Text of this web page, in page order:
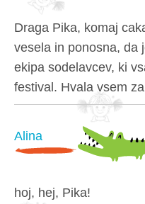
Draga Pika, komaj
vesela in ponosna, da
ekipa sodelavcev, ki
festival. Hvala vsem
Alina
hoj, hej, Pika!